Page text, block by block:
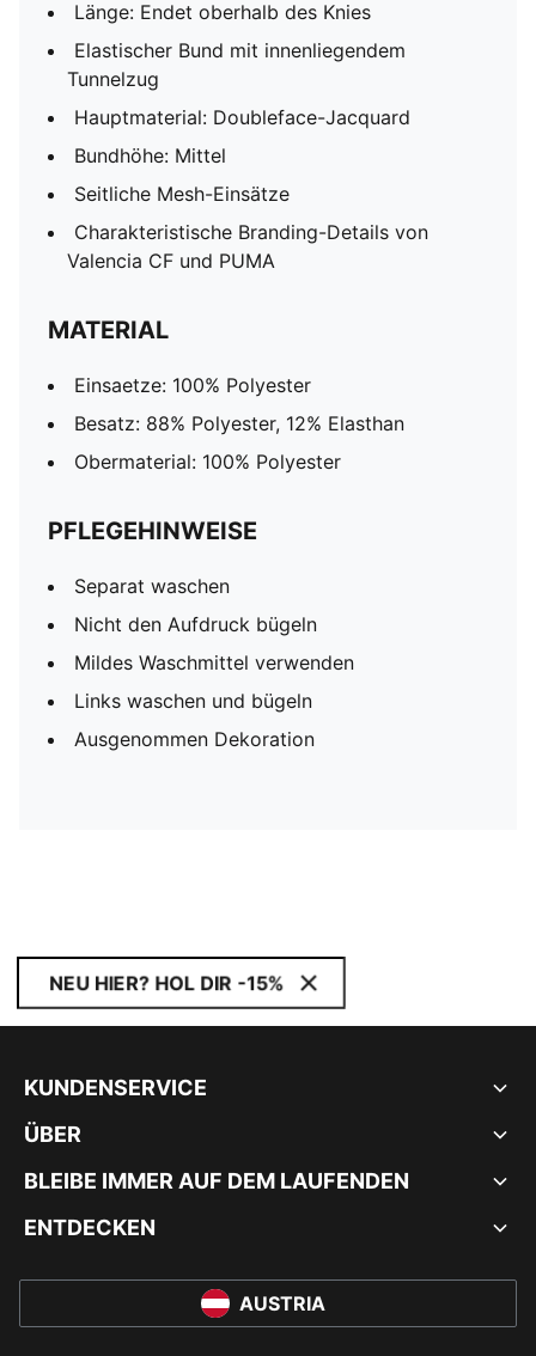
Länge: Endet oberhalb des Knies
Elastischer Bund mit innenliegendem
Tunnelzug
Hauptmaterial: Doubleface-Jacquard
Bundhöhe: Mittel
Seitliche Mesh-Einsätze
Charakteristische Branding-Details von
Valencia CF und PUMA
MATERIAL
Einsaetze: 100% Polyester
Besatz: 88% Polyester, 12% Elasthan
Obermaterial: 100% Polyester
PFLEGEHINWEISE
Separat waschen
Nicht den Aufdruck bügeln
Mildes Waschmittel verwenden
Links waschen und bügeln
Ausgenommen Dekoration
NEU HIER? HOL DIR -15%
KUNDENSERVICE
ÜBER
BLEIBE IMMER AUF DEM LAUFENDEN
ENTDECKEN
AUSTRIA